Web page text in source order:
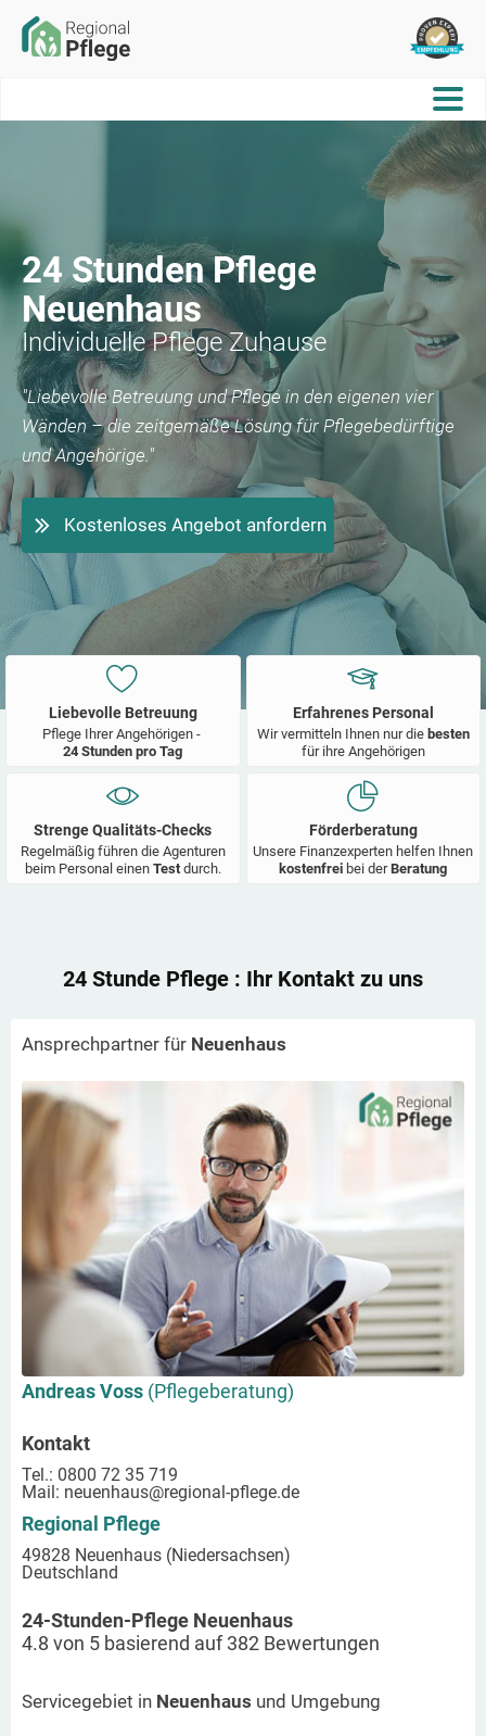
24 Stunden Pflege
Neuenhaus
Individuelle Pflege Zuhause
"Liebevolle Betreuung und Pflege in den eigenen vier
Wänden – die zeitgemäße Lösung für Pflegebedürftige
und Angehörige."
Kostenloses Angebot anfordern
Liebevolle Betreuung
Pflege Ihrer Angehörigen -
24 Stunden pro Tag
Erfahrenes Personal
Wir vermitteln Ihnen nur die besten
für ihre Angehörigen
Strenge Qualitäts-Checks
Regelmäßig führen die Agenturen
beim Personal einen Test durch.
Förderberatung
Unsere Finanzexperten helfen Ihnen
kostenfrei bei derBeratung
24 Stunde Pflege : Ihr Kontakt zu uns
Ansprechpartner für Neuenhaus
Andreas Voss (Pflegeberatung)
Kontakt
Tel.: 0800 72 35 719
Mail: neuenhaus@regional-pflege.de
Regional Pflege
49828 Neuenhaus (Niedersachsen)
Deutschland
24-Stunden-Pflege Neuenhaus
4.8 von 5 basierend auf382 Bewertungen
Servicegebiet in Neuenhaus und Umgebung